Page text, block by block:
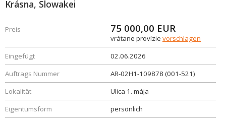
Krásna, Slowakei
Preis 75 000,00 EUR
vrátane provízie vorschlagen
Eingefügt
02.06.2026
Auftrags Nummer
AR-02H1-109878 (001-521)
Lokalität
Ulica 1. mája
Eigentumsform
persönlich